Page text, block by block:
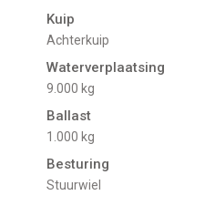
Kuip
Achterkuip
Waterverplaatsing
9.000 kg
Ballast
1.000 kg
Besturing
Stuurwiel